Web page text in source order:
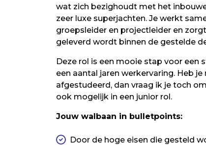
wat zich bezighoudt met het
zeer luxe superjachten. Je werkt
groepsleider en projectleider en
geleverd wordt binnen de gestelde
Deze rol is een mooie stap voor een
een aantal jaren werkervaring. Heb
afgestudeerd, dan vraag ik je toch
ook mogelijk in een junior rol.
Jouw walbaan in bulletpoints:
Door de hoge eisen die gesteld